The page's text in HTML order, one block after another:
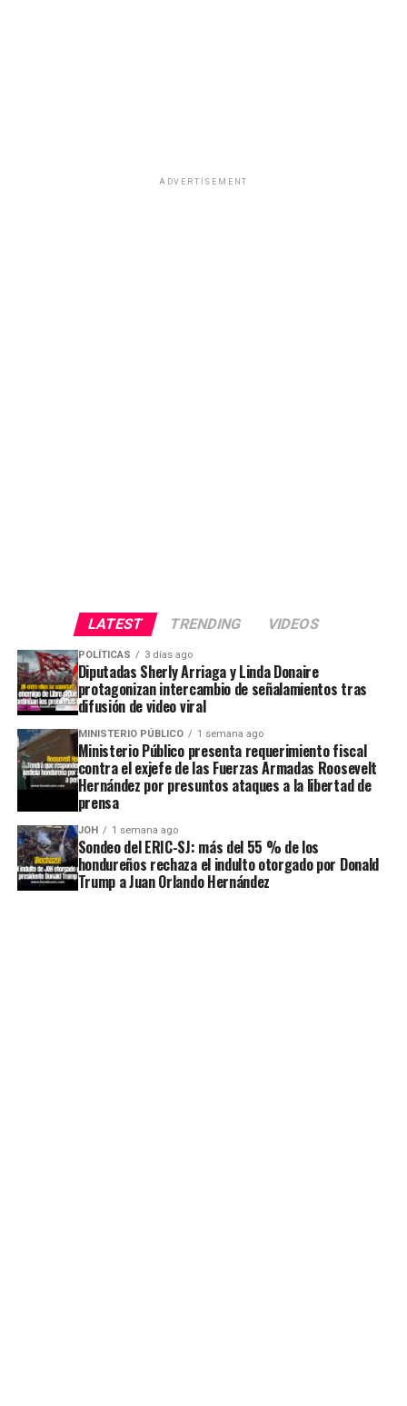
ADVERTISEMENT
LATEST TRENDING VIDEOS
POLÍTICAS 3 días ago
Diputadas Sherly Arriaga y Linda Donaire
protagonizan intercambio de señalamientos tras
difusión de video viral
MINISTERIO PÚBLICO 1 semana ago
Ministerio Público presenta requerimiento fiscal
contra el exjefe de las Fuerzas Armadas Roosevelt
Hernández por presuntos ataques a la libertad de
prensa
JOH 1 semana ago
Sondeo del ERIC-SJ: más del 55 % de los
hondureños rechaza el indulto otorgado por Donald
Trump a Juan Orlando Hernández